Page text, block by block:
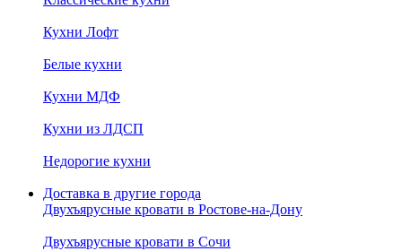
Кухни Лофт
Белые кухни
Кухни МДФ
Кухни из ЛДСП
Недорогие кухни
Доставка в другие города
Двухъярусные кровати в Ростове-на-Дону
Двухъярусные кровати в Сочи